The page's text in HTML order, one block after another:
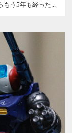
う5年も経った...